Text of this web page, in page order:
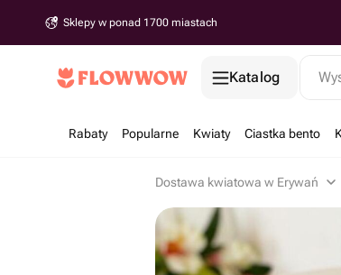
Sklepy w ponad 1700 miastach
Katalog
Rabaty Popularne Kwiaty Ciastka bento
Dostawa kwiatowa w Erywań